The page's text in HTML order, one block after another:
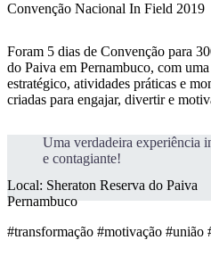
Convenção Nacional In Field 2019
Foram 5 dias de Convenção para
do Paiva em Pernambuco, com
estratégico, atividades práticas e
criadas para engajar, divertir e
Uma verdadeira experiência
e contagiante!

Local: Sheraton Reserva do Paiva
Pernambuco
#transformação #motivação #união